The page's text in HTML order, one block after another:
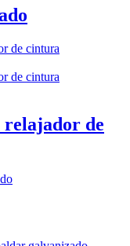
relajador de